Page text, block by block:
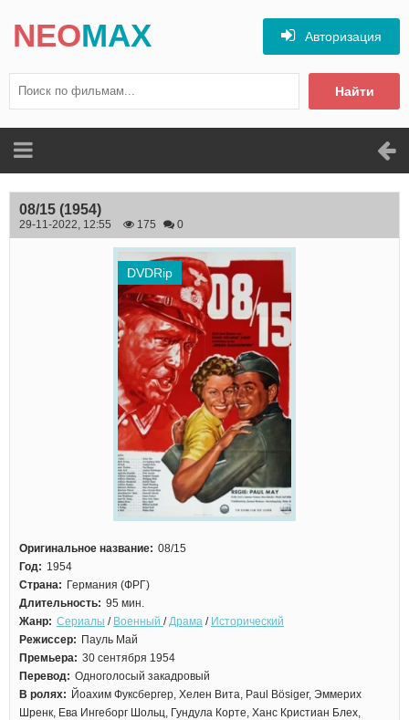
NEOMAX
Найти
Авторизация
08/15 (1954)
29-11-2022, 12:55 175 0
DVDRip
Оригинальное название: 08/15
Год: 1954
Страна: Германия (ФРГ)
Длительность: 95 мин.
Жанр: Сериалы / Военный /Драма / Исторический
Режиссер: Пауль Май
Премьера: 30 сентября 1954
Перевод: Одноголосый закадровый
В ролях: Йоахим Фуксбергер, Хелен Вита, Paul Bösiger, Эммерих
Шренк, Ева Ингеборг Шольц, Гундула Корте, Ханс Кристиан Блех,